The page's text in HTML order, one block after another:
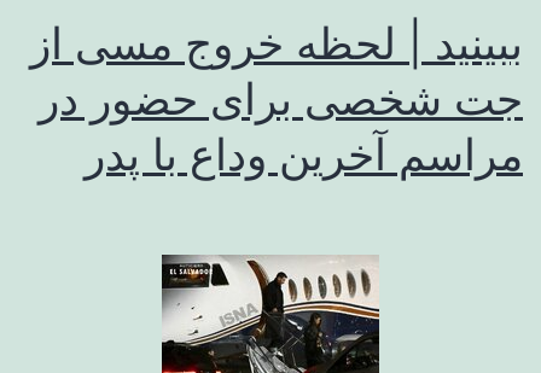
ببینید | لحظه خروج مسی از
جت شخصی برای حضور در
مراسم آخرین وداع با پدر